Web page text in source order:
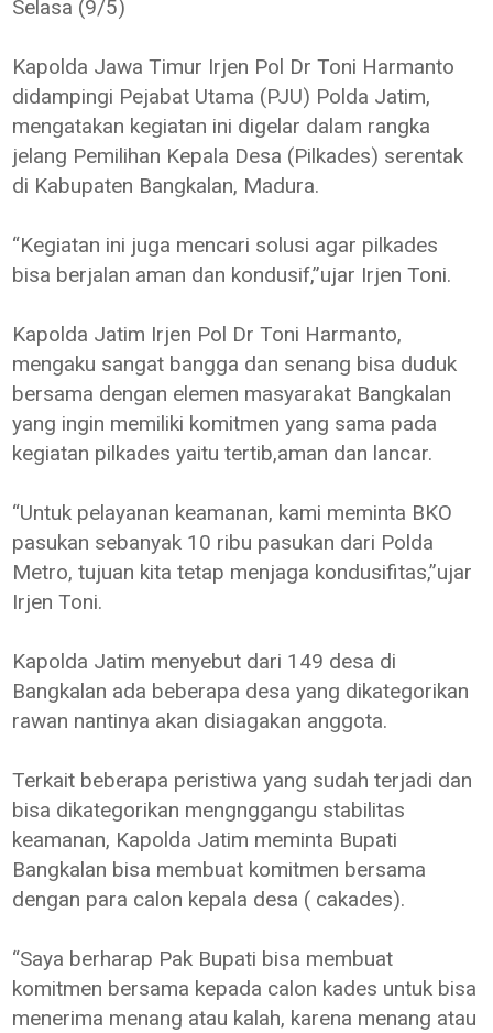
Selasa (9/5)
Kapolda Jawa Timur Irjen Pol Dr Toni Harmanto
didampingi Pejabat Utama (PJU) Polda Jatim,
mengatakan kegiatan ini digelar dalam rangka
jelang Pemilihan Kepala Desa (Pilkades) serentak
di Kabupaten Bangkalan, Madura.
“Kegiatan ini juga mencari solusi agar pilkades
bisa berjalan aman dan kondusif,”ujar Irjen Toni.
Kapolda Jatim Irjen Pol Dr Toni Harmanto,
mengaku sangat bangga dan senang bisa duduk
bersama dengan elemen masyarakat Bangkalan
yang ingin memiliki komitmen yang sama pada
kegiatan pilkades yaitu tertib,aman dan lancar.
“Untuk pelayanan keamanan, kami meminta BKO
pasukan sebanyak 10 ribu pasukan dari Polda
Metro, tujuan kita tetap menjaga kondusifitas,”ujar
Irjen Toni.
Kapolda Jatim menyebut dari 149 desa di
Bangkalan ada beberapa desa yang dikategorikan
rawan nantinya akan disiagakan anggota.
Terkait beberapa peristiwa yang sudah terjadi dan
bisa dikategorikan mengnggangu stabilitas
keamanan, Kapolda Jatim meminta Bupati
Bangkalan bisa membuat komitmen bersama
dengan para calon kepala desa ( cakades).
“Saya berharap Pak Bupati bisa membuat
komitmen bersama kepada calon kades untuk bisa
menerima menang atau kalah, karena menang atau